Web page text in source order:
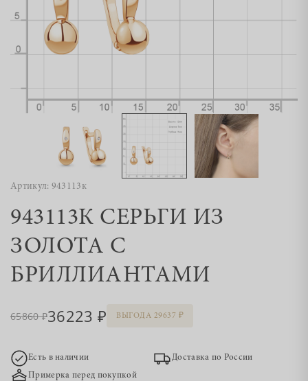
Артикул: 943113к
943113К СЕРЬГИ ИЗ
ЗОЛОТА С
БРИЛЛИАНТАМИ
65860 36223 ВЫГОДА 29637
Есть в наличии
Доставка по России
Примерка перед покупкой